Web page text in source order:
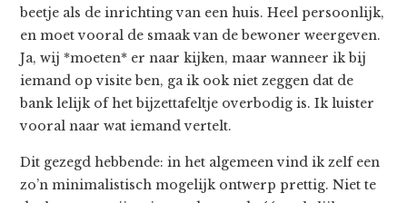
beetje als de inrichting van een huis. Heel persoonlijk,
en moet vooral de smaak van de bewoner weergeven.
Ja, wij *moeten* er naar kijken, maar wanneer ik bij
iemand op visite ben, ga ik ook niet zeggen dat de
bank lelijk of het bijzettafeltje overbodig is. Ik luister
vooral naar wat iemand vertelt.
Dit gezegd hebbende: in het algemeen vind ik zelf een
zo’n minimalistisch mogelijk ontwerp prettig. Niet te